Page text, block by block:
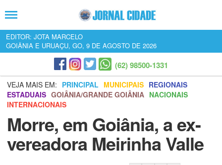
EDITOR: JOTA MARCELO
GOIÂNIA E URUAÇU, GO, 9 DE AGOSTO DE 2026
(62) 98500-1331
VEJA MAIS EM: PRINCIPAL MUNICIPAIS REGIONAIS
ESTADUAIS GOIÂNIA/GRANDE GOIÂNIA NACIONAIS
INTERNACIONAIS
Morre, em Goiânia, a ex-
vereadora Meirinha Valle